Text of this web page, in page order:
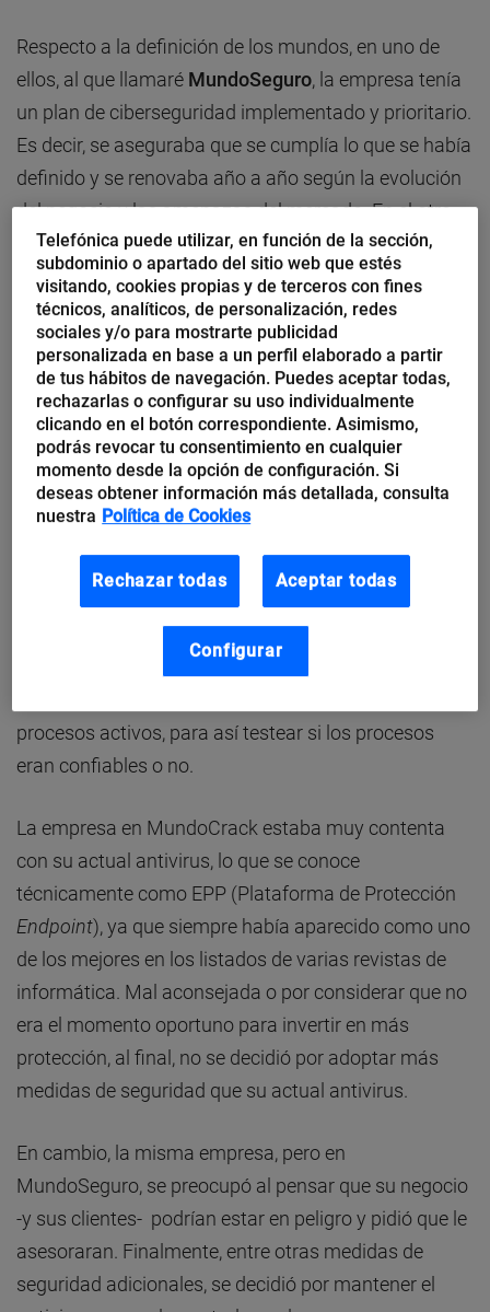
Respecto a la definición de los mundos, en uno de
ellos, al que llamaré MundoSeguro, la empresa tenía
un plan de ciberseguridad implementado y prioritario.
Es decir, se aseguraba que se cumplía lo que se había
definido y se renovaba año a año según la evolución
del negocio y las amenazas del mercado. En el otro
mundo,MundoCrack, todo era exactamente igual
salvo quela seguridad para la empresano era tan
importante, la empresa se sentía protegida con las
herramientas que desde siempre había utilizado.
Una mañana y en ambos mundos, la empresa asistió
a unWebinar onlinesobre Ciberseguridad para el
puesto de trabajo. Le interesaba este tema porque
hacía cinco años que había dotado a sus
prestigio. Los ponentes argumentaron que los
antivirus tradicionales basados en «firmas» (en
ya conocido) eran insuficientes. Insistieron
que era necesario complementar el antivirus con una
procesos activos, para así testear si los procesos
eran confiables o no.
La empresa en MundoCrack estaba muy contenta
con su actual antivirus, lo que se conoce
técnicamente como EPP (Plataforma de Protección
Endpoint), ya que siempre había aparecido como uno
de los mejores en los listados de varias revistas de
informática. Mal aconsejada o por considerar que no
era el momento oportuno para invertir en más
protección, al final, no se decidió por adoptar más
medidas de seguridad que su actual antivirus.
En cambio, la misma empresa, pero en
MundoSeguro, se preocupó al pensar que su negocio
-y sus clientes- podrían estar en peligro y pidió que le
asesoraran. Finalmente, entre otras medidas de
seguridad adicionales, se decidió por mantener el
Telefónica puede utilizar, en función de la sección,
subdominio o apartado del sitio web que estés
visitando, cookies propias y de terceros con fines
técnicos, analíticos, de personalización, redes
sociales y/o para mostrarte publicidad
personalizada en base a un perfil elaborado a partir
de tus hábitos de navegación. Puedes aceptar todas,
rechazarlas o configurar su uso individualmente
clicando en el botón correspondiente. Asimismo,
podrás revocar tu consentimiento en cualquier
momento desde la opción de configuración. Si
deseas obtener información más detallada, consulta
nuestra Política de Cookies
Rechazar todas Aceptar todas
Configurar